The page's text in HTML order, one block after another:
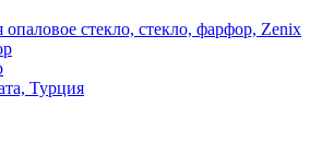
стекло, стекло, фарфор, Zenix
Турция